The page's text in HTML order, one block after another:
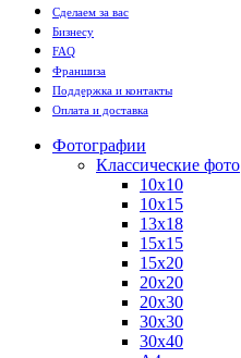
Сделаем за вас
Бизнесу
FAQ
Франшиза
Поддержка и контакты
Оплата и доставка
Фотографии
Классические фото
10х10
10х15
13х18
15х15
15х20
20х20
20х30
30х30
30х40